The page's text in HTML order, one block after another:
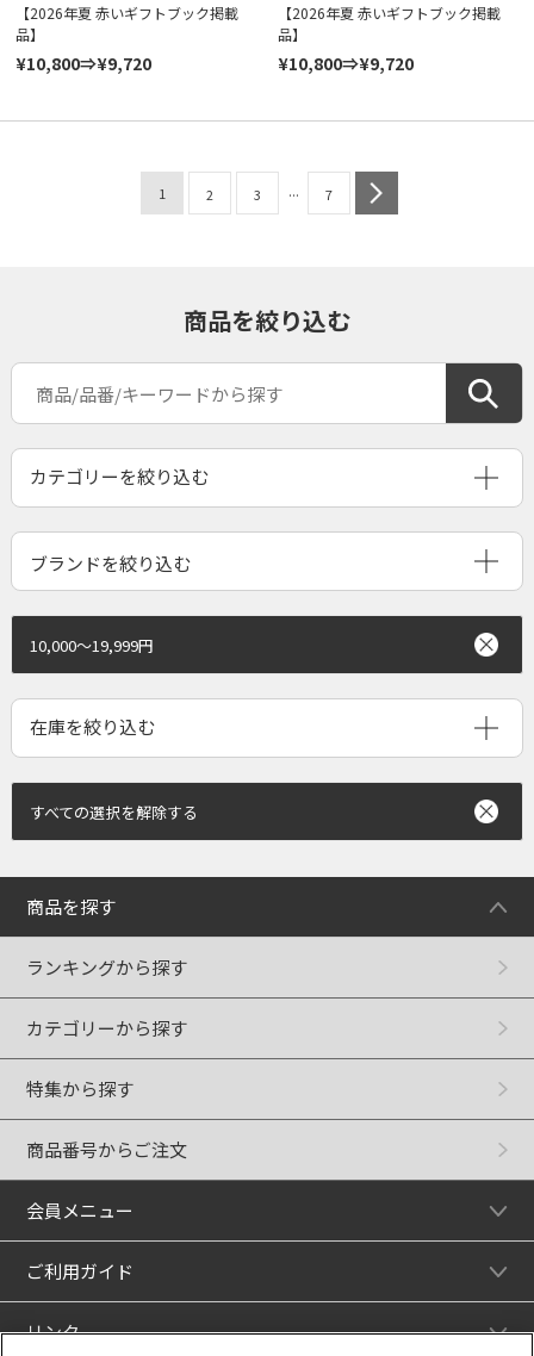
【2026年夏 赤いギフトブック掲載
品】
¥10,800⇒¥9,720
【2026年夏 赤いギフトブック掲載
品】
¥10,800⇒¥9,720
1 2 3 ... 7
商品を絞り込む
ブランドを絞り込む
10,000～19,999円
すべての選択を解除する
商品を探す
ランキングから探す
カテゴリーから探す
特集から探す
商品番号からご注文
会員メニュー
ご利用ガイド
リンク